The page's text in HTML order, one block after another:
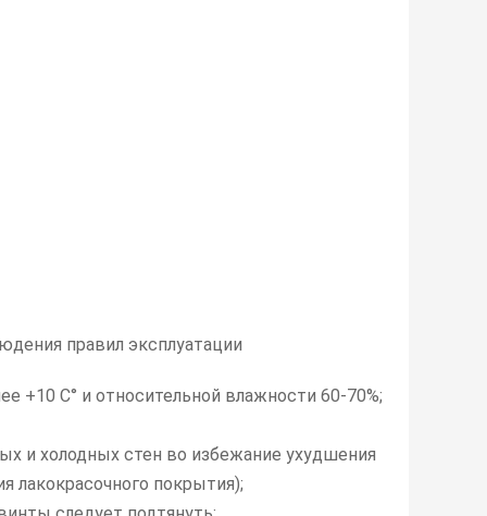
правил эксплуатации
+10 C° и относительной влажности 60-70%;
и холодных стен во избежание ухудшения
лакокрасочного покрытия);